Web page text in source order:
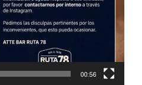
00:56